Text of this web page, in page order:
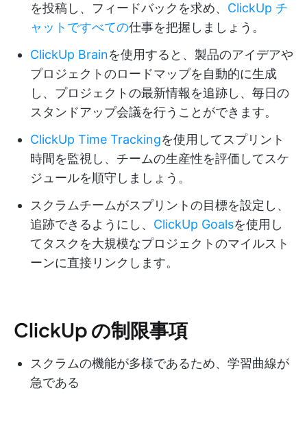
を投稿し、フィードバックを求め、 ClickUp チ
ャットですべての仕事を把握しましょう。
ClickUp Brainを使用すると、製品のアイデアや
プロジェクトのロードマップを自動的に生成
し、プロジェクトの最新情報を追跡し、毎日の
スタンドアップ会議を行うことができます。
ClickUp Time Trackingを使用してスプリント
時間を監視し、チームの生産性を評価してスケ
ジュールを順守しましょう。
スクラムチームがスプリントの目標を設定し、
追跡できるようにし、 ClickUp Goalsを使用し
てタスクを大規模なプロジェクトのマイルスト
ーンに直接リンクします。
ClickUp の制限事項
スクラムの機能が多様であるため、学習曲線が
急である